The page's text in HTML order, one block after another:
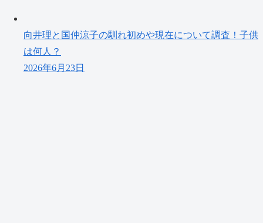
向井理と国仲涼子の馴れ初めや現在について調査！子供
は何人？
2026年6月23日